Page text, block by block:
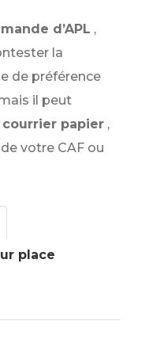
d’APL ,
la
de préférence
il peut
courrier papier ,
votre CAF ou
place